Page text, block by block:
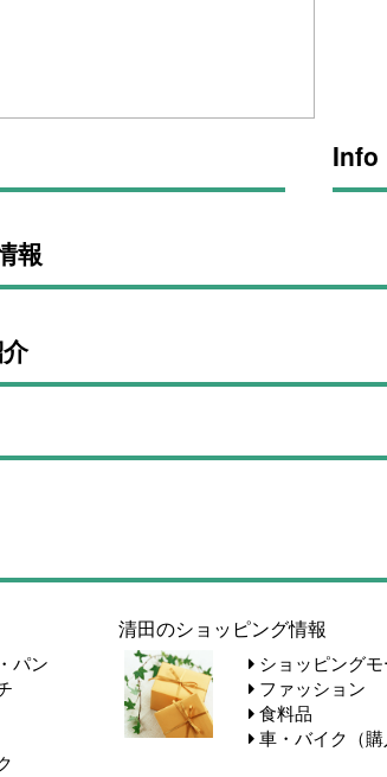
Info
報
パン
清田のショッピング情報
ショッピングモ
ファッション
食料品
車・バイク（購